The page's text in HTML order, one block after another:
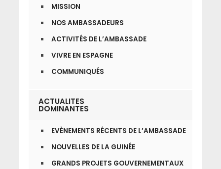
MISSION
NOS AMBASSADEURS
ACTIVITÉS DE L’AMBASSADE
VIVRE EN ESPAGNE
COMMUNIQUÉS
ACTUALITES
DOMINANTES
EVÈNEMENTS RÉCENTS DE L’AMBASSADE
NOUVELLES DE LA GUINÉE
GRANDS PROJETS GOUVERNEMENTAUX